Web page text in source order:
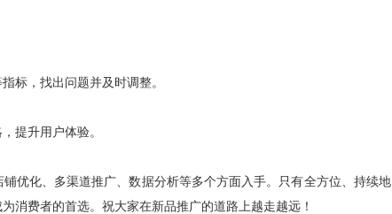
标，找出问题并及时调整。
提升用户体验。
优化、多渠道推广、数据分析等多个方面入手。只有全方位、持续地
消费者的首选。祝大家在新品推广的道路上越走越远！